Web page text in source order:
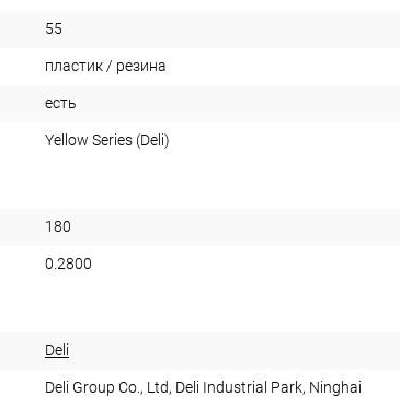
55
пластик / резина
есть
Yellow Series (Deli)
180
0.2800
Deli
Deli Group Co., Ltd, Deli Industrial Park, Ninghai